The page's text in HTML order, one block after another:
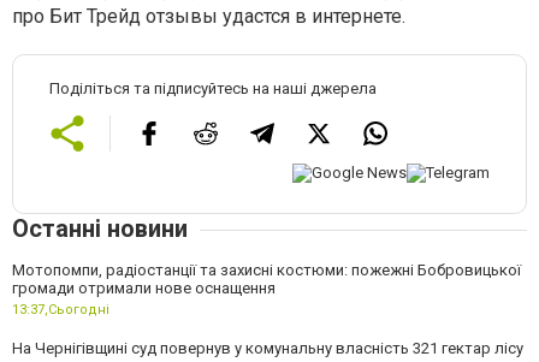
про Бит Трейд отзывы удастся в интернете.
Поділіться та підписуйтесь на наші джерела
Останні новини
Мотопомпи, радіостанції та захисні костюми: пожежні Бобровицької
громади отримали нове оснащення
13:37,Сьогодні
На Чернігівщині суд повернув у комунальну власність 321 гектар лісу